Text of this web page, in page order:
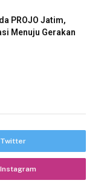
PROJO Jatim,
Menuju Gerakan
Twitter
Instagram